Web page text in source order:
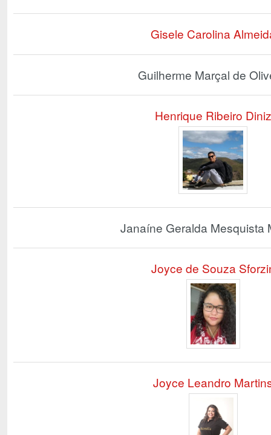
Gisele Carolina
Guilherme Marçal de
Henrique Ribeiro Diniz
Janaíne Geralda Mesquista
Joyce de Souza
Joyce Leandro